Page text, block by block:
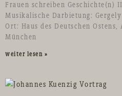
Frauen schreiben Geschichte(n)
Musikalische Darbietung:
Ort: Haus des Deutschen Ostens,
München
weiter lesen »